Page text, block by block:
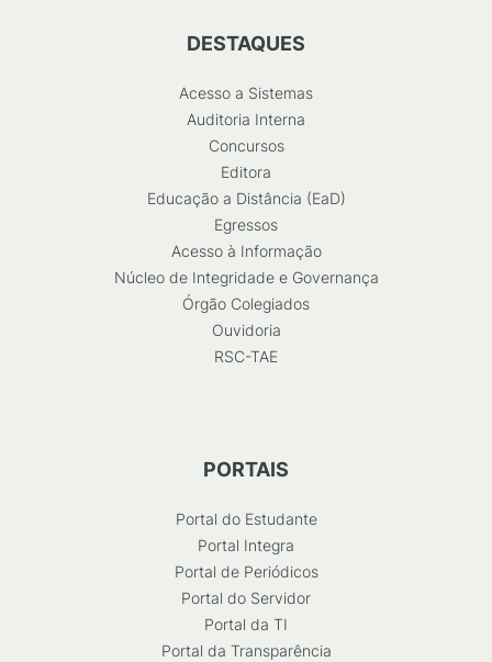
DESTAQUES
Acesso a Sistemas
Auditoria Interna
Concursos
Editora
Educação a Distância (EaD)
Egressos
Acesso à Informação
Núcleo de Integridade e Governança
Órgão Colegiados
Ouvidoria
RSC-TAE
PORTAIS
Portal do Estudante
Portal Integra
Portal de Periódicos
Portal do Servidor
Portal da TI
Portal da Transparência